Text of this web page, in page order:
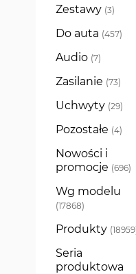
Zestawy 3
Do auta 457
produkty
Audio 7
produkty
Zasilanie 73
Uchwyty 29
Pozostałe 4
Nowości i
promocje 696
Wg modelu
17868
produkty
Produkty 18959
Seria
produktowa